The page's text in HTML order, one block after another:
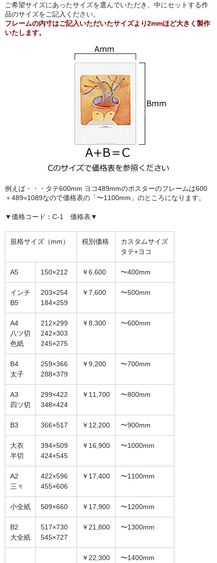
カッズミイダ×手塚治虫額装
スペイン製アートポスター額装
フランス製モノクロフォト額装
支払方法・送料・納期
よくあるご質問
FAX専用ご注文用紙
お問い合わせフォーム
メンバー
ショップ
For overseas customers
会社案内
サイトマップ
オーダーメイド額装
額装のご相談・注文方法
額装参考作品
ショップ
ご希望サイズにあったサイズを選んでいただき、中にセットする作
品のサイズをご記入ください。
フレームの内寸はご記入いただいたサイズより2mmほど大きく製作
いたします。
例えば・・・タテ600mm ヨコ489mmのポスターのフレームは600
＋489=1089なので価格表の「〜1100mm」のところになります。
▼価格コード：C-1 価格表▼
規格サイズ（mm） 税別価格
カスタムサイズ
タテ+ヨコ
A5 150×212 ￥6,600 〜400mm
インチ
B5
203×254
184×259
￥7,600 〜500mm
A4
八ツ切
色紙
212×299
242×303
245×275
￥8,300 〜600mm
B4
太子
259×366
288×379
￥9,200 〜700mm
A3
四ツ切
299×422
348×424
￥11,700 〜800mm
B3 366×517 ￥12,200 〜900mm
大衣
半切
394×509
424×545
￥16,900 〜1000mm
A2
三々
422×596
455×606
￥17,400 〜1100mm
小全紙 509×660 ￥17,900 〜1200mm
B2
大全紙
517×730
545×727
￥21,800 〜1300mm
￥22,300 〜1400mm